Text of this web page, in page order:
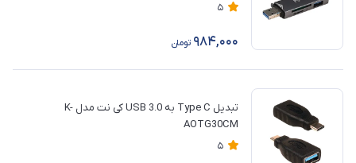
5
984,000 تومان
تبدیل Type C به 3.0 USB کی نت مدل K-
AOTG30CM
5